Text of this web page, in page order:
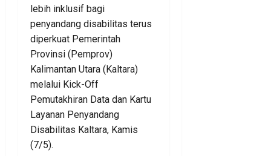
lebih inklusif bagi
penyandang disabilitas terus
diperkuat Pemerintah
Provinsi (Pemprov)
Kalimantan Utara (Kaltara)
melalui Kick-Off
Pemutakhiran Data dan Kartu
Layanan Penyandang
Disabilitas Kaltara, Kamis
(7/5).